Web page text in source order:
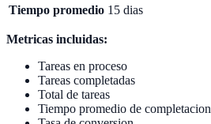
Tiempo promedio 15 dias
Metricas incluidas:
Tareas en proceso
Tareas completadas
Total de tareas
Tiempo promedio de completacion